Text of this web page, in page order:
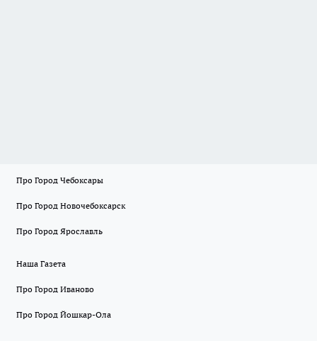
Про Город Чебоксары
Про Город Новочебоксарск
Про Город Ярославль
Наша Газета
Про Город Иваново
Про Город Йошкар-Ола